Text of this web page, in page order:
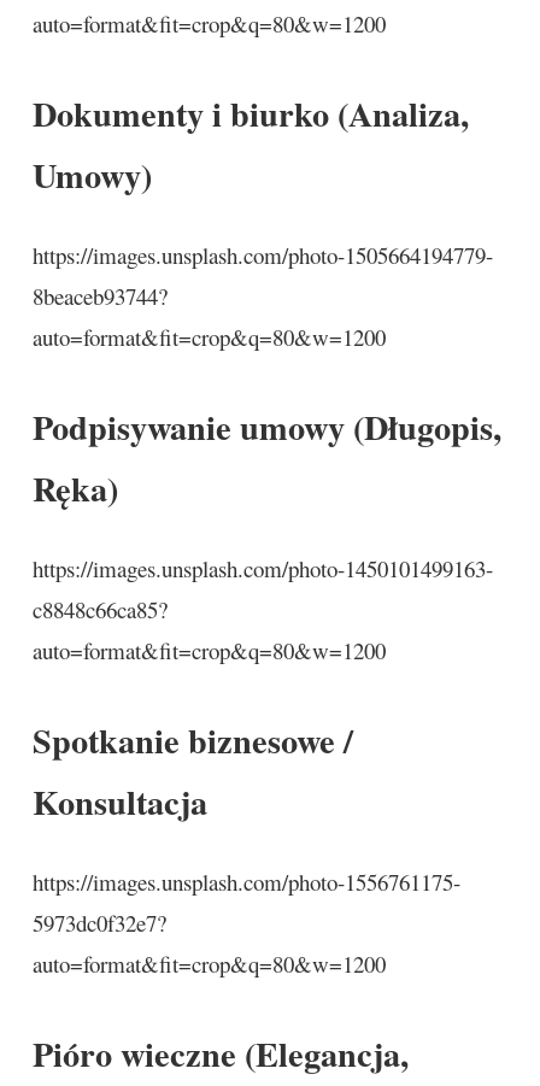
auto=format&fit=crop&q=80&w=1200
Dokumenty i biurko (Analiza,
Umowy)
https://images.unsplash.com/photo-1505664194779-
8beaceb93744?
auto=format&fit=crop&q=80&w=1200
Podpisywanie umowy (Długopis,
Ręka)
https://images.unsplash.com/photo-1450101499163-
c8848c66ca85?
auto=format&fit=crop&q=80&w=1200
Spotkanie biznesowe /
Konsultacja
https://images.unsplash.com/photo-1556761175-
5973dc0f32e7?
auto=format&fit=crop&q=80&w=1200
Pióro wieczne (Elegancja,